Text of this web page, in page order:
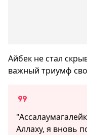
Айбек не стал
важный триумф
Аллаху, я вновь